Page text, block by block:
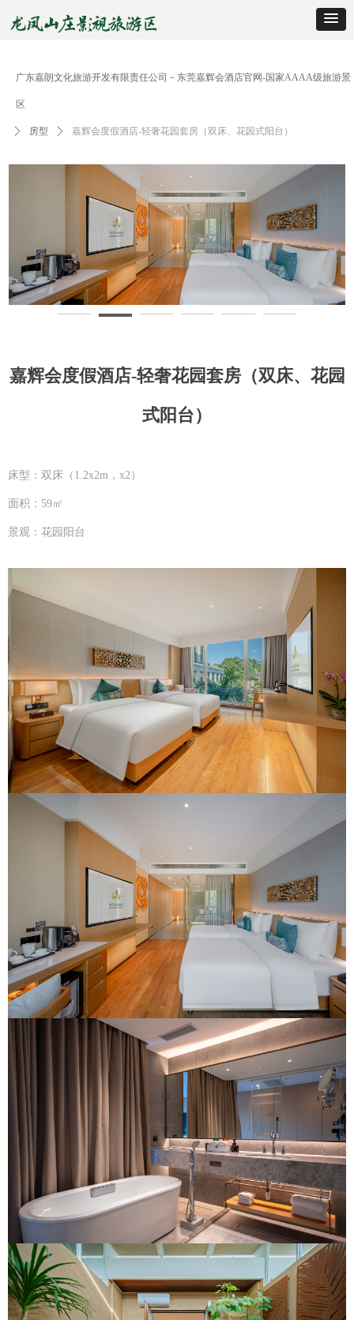
广东嘉朗文化旅游开发有限责任公司－东莞嘉辉会酒店官网-国家AAAA级旅游景
区
ꄲ 房型 ꄲ 嘉辉会度假酒店-轻奢花园套房（双床、花园式阳台）
嘉辉会度假酒店-轻奢花园套房（双床、花园
式阳台）
床型：双床（1.2x2m，x2）
面积：59㎡
景观：花园阳台